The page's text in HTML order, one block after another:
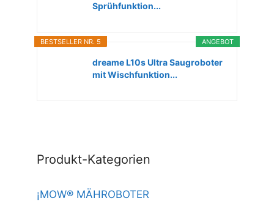
Sprühfunktion...
ANGEBOT
BESTSELLER NR. 5
dreame L10s Ultra Saugroboter
mit Wischfunktion...
Produkt-Kategorien
¡MOW® MÄHROBOTER